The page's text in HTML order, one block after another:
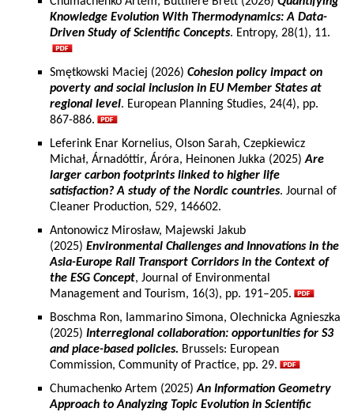
Knowledge Evolution With Thermodynamics: A Data-
Driven Study of Scientific Concepts. Entropy, 28(1), 11.
Smętkowski Maciej (2026) Cohesion policy impact on
poverty and social inclusion in EU Member States at
regional level. European Planning Studies, 24(4), pp.
867-886.
Leferink Enar Kornelius, Olson Sarah, Czepkiewicz
Michał, Árnadóttir, Áróra, Heinonen Jukka (2025)Are
larger carbon footprints linked to higher life
satisfaction? A study of the Nordic countries. Journal of
Cleaner Production, 529, 146602.
Antonowicz Mirosław, Majewski Jakub
(2025) Environmental Challenges and Innovations in the
Asia-Europe Rail Transport Corridors in the Context of
the ESG Concept, Journal of Environmental
Management and Tourism, 16(3), pp. 191–205.
Boschma Ron, Iammarino Simona, Olechnicka Agnieszka
(2025) Interregional collaboration: opportunities for S3
and place-based policies. Brussels: European
Commission, Community of Practice, pp. 29.
Chumachenko Artem (2025)An Information Geometry
Approach to Analyzing Topic Evolution in Scientific